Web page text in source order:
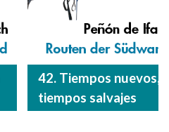
42. Tiempos nuevos,
tiempos salvajes